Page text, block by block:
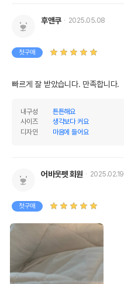
후앤쿠 2025.05.08
첫구매
빠르게 잘 받았습니다. 만족합니다.
내구성
튼튼해요
사이즈
생각보다 커요
디자인
마음에 들어요
어바웃펫 회원 2025.02.19
첫구매